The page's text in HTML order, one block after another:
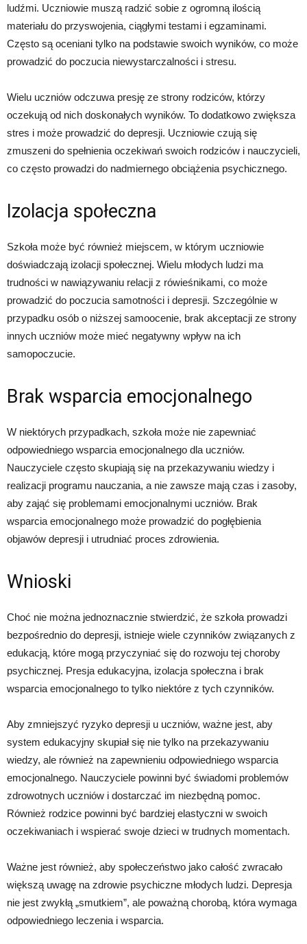
ludźmi. Uczniowie muszą radzić sobie z ogromną ilością
materiału do przyswojenia, ciągłymi testami i egzaminami.
Często są oceniani tylko na podstawie swoich wyników, co może
prowadzić do poczucia niewystarczalności i stresu.
Wielu uczniów odczuwa presję ze strony rodziców, którzy
oczekują od nich doskonałych wyników. To dodatkowo zwiększa
stres i może prowadzić do depresji. Uczniowie czują się
zmuszeni do spełnienia oczekiwań swoich rodziców i nauczycieli,
co często prowadzi do nadmiernego obciążenia psychicznego.
Izolacja społeczna
Szkoła może być również miejscem, w którym uczniowie
doświadczają izolacji społecznej. Wielu młodych ludzi ma
trudności w nawiązywaniu relacji z rówieśnikami, co może
prowadzić do poczucia samotności i depresji. Szczególnie w
przypadku osób o niższej samoocenie, brak akceptacji ze strony
innych uczniów może mieć negatywny wpływ na ich
samopoczucie.
Brak wsparcia emocjonalnego
W niektórych przypadkach, szkoła może nie zapewniać
odpowiedniego wsparcia emocjonalnego dla uczniów.
Nauczyciele często skupiają się na przekazywaniu wiedzy i
realizacji programu nauczania, a nie zawsze mają czas i zasoby,
aby zająć się problemami emocjonalnymi uczniów. Brak
wsparcia emocjonalnego może prowadzić do pogłębienia
objawów depresji i utrudniać proces zdrowienia.
Wnioski
Choć nie można jednoznacznie stwierdzić, że szkoła prowadzi
bezpośrednio do depresji, istnieje wiele czynników związanych z
edukacją, które mogą przyczyniać się do rozwoju tej choroby
psychicznej. Presja edukacyjna, izolacja społeczna i brak
wsparcia emocjonalnego to tylko niektóre z tych czynników.
Aby zmniejszyć ryzyko depresji u uczniów, ważne jest, aby
system edukacyjny skupiał się nie tylko na przekazywaniu
wiedzy, ale również na zapewnieniu odpowiedniego wsparcia
emocjonalnego. Nauczyciele powinni być świadomi problemów
zdrowotnych uczniów i dostarczać im niezbędną pomoc.
Również rodzice powinni być bardziej elastyczni w swoich
oczekiwaniach i wspierać swoje dzieci w trudnych momentach.
Ważne jest również, aby społeczeństwo jako całość zwracało
większą uwagę na zdrowie psychiczne młodych ludzi. Depresja
nie jest zwykłą „smutkiem”, ale poważną chorobą, która wymaga
odpowiedniego leczenia i wsparcia.